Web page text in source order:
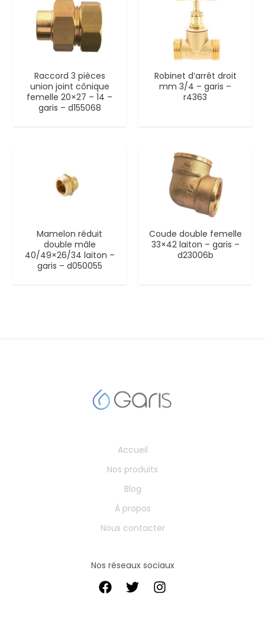
Raccord 3 pièces
union joint cônique
femelle 20×27 – 14 –
garis – d155068
Robinet d’arrêt droit
mm 3/4 – garis –
r4363
Mamelon réduit
double mâle
40/49×26/34 laiton –
garis – d050055
Coude double femelle
33×42 laiton – garis –
d23006b
Accueil
Nos produits
Blog
À propos
Nous contacter
Nos réseaux sociaux